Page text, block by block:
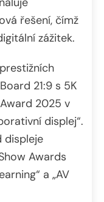
řešení, čímž
zážitek.
21:9 s 5K
2025 v
displej“.
displeje
Awards
a „AV